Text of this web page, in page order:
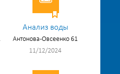
Анализ воды
Антонова-Овсеенко 61
11/12/2024